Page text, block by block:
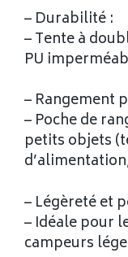
– Durabilité :
– Tente à
PU
– Rangement
– Poche de
petits objets
– Légèreté et
– Idéale pour
campeurs